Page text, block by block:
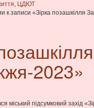
, ЦДЮТ
к записи «Зірка позашкілля
2023»
міський підсумковий захід